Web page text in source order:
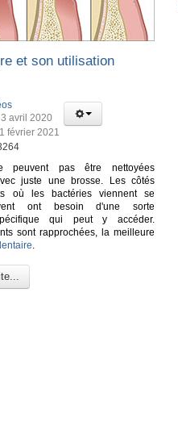
et son utilisation
avril 2020
février 2021
peuvent pas être nettoyées
juste une brosse. Les côtés
où les bactéries viennent se
ont besoin d'une sorte
qui peut y accéder.
sont rapprochées, la meilleure